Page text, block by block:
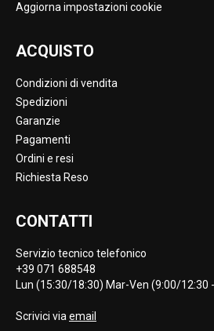
Aggiorna impostazioni cookie
ACQUISTO
Condizioni di vendita
Spedizioni
Garanzie
Pagamenti
Ordini e resi
Richiesta Reso
CONTATTI
Servizio tecnico telefonico
+39 071 688548
Lun (15:30/18:30) Mar-Ven (9:00/12:30
Scrivici via email